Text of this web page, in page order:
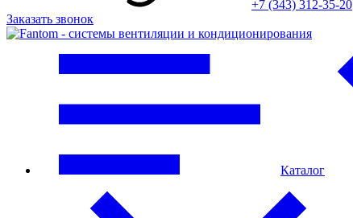
+7 (343) 312-35-20
Заказать звонок
Каталог